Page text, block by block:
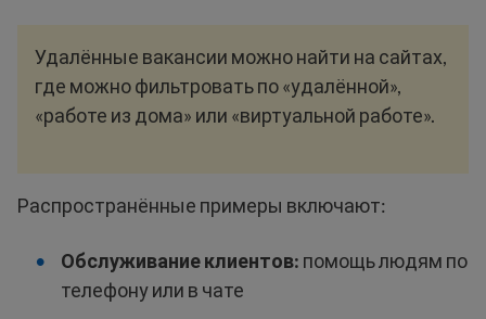
Удалённые вакансии можно найти на сайтах,
где можно фильтровать по «удалённой»,
«работе из дома» или «виртуальной работе».
Распространённые примеры включают:
Обслуживание клиентов: помощь людям по
телефону или в чате